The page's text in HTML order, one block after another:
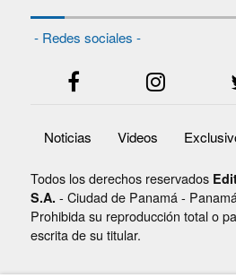
- Redes sociales -
Noticias Videos
Todos los derechos reservados
S.A. - Ciudad de Panamá -
Prohibida su reproducción total o
escrita de su titular.